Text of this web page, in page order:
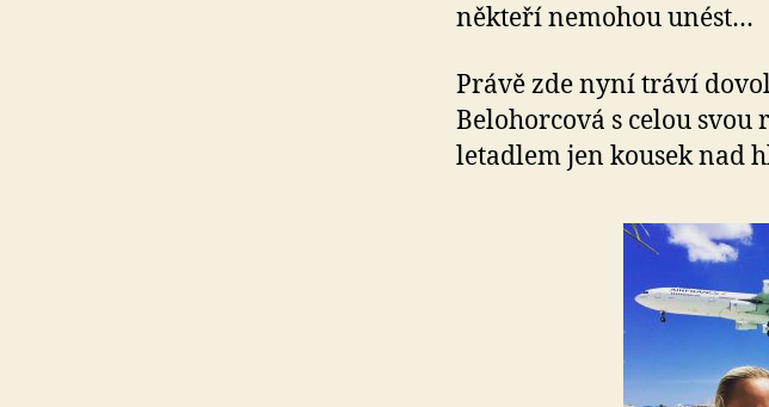
někteří nemohou unést…
Právě zde nyní tráví
Belohorcová s celou
letadlem jen kousek nad